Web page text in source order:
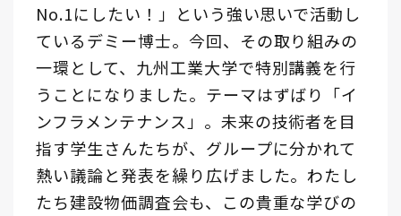
No.1にしたい！」という強い思いで活動し
ているデミー博士。今回、その取り組みの
一環として、九州工業大学で特別講義を行
うことになりました。テーマはずばり「イ
ンフラメンテナンス」。未来の技術者を目
指す学生さんたちが、グループに分かれて
熱い議論と発表を繰り広げました。わたし
たち建設物価調査会も、この貴重な学びの